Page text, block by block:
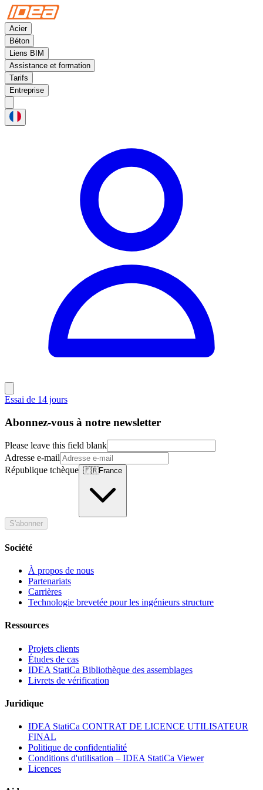
Acier
Béton
Liens BIM
Assistance et formation
Tarifs
Entreprise
Essai de 14 jours
Abonnez-vous à notre newsletter
Please leave this field blank
Adresse e-mail
République tchèque 🇫🇷France
S'abonner
Société
À propos de nous
Partenariats
Carrières
Technologie brevetée pour les ingénieurs structure
Ressources
Projets clients
Études de cas
IDEA StatiCa Bibliothèque des assemblages
Livrets de vérification
Juridique
IDEA StatiCa CONTRAT DE LICENCE UTILISATEUR
FINAL
Politique de confidentialité
Conditions d'utilisation – IDEA StatiCa Viewer
Licences